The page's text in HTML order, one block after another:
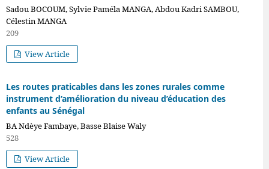
Sadou BOCOUM, Sylvie Paméla MANGA, Abdou Kadri SAMBOU,
Célestin MANGA
209
View Article
Les routes praticables dans les zones rurales comme
instrument d’amélioration du niveau d’éducation des
enfants au Sénégal
BA Ndèye Fambaye, Basse Blaise Waly
528
View Article